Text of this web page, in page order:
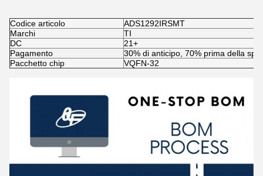
Codice articolo
ADS1292IRSMT
Marchi
TI
DC
21+
Pagamento
30% di anticipo, 70% prima della
Pacchetto chip
VQFN-32